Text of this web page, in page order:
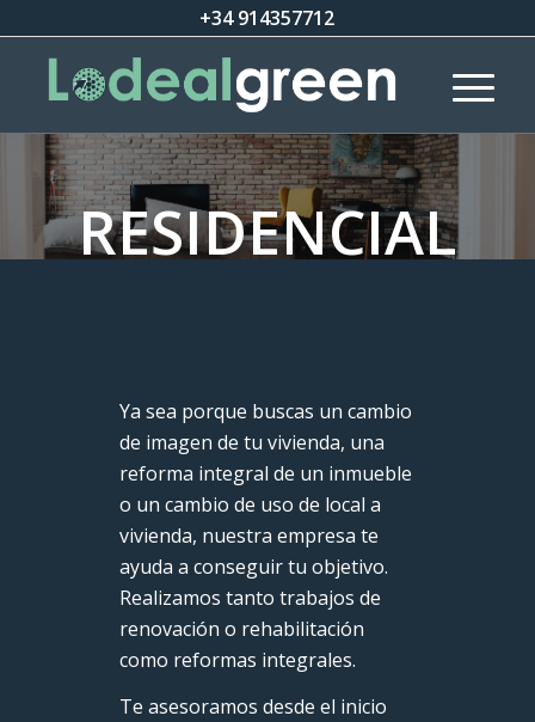
+34 914357712
RESIDENCIAL
Ya sea porque buscas un cambio
de imagen de tu vivienda, una
reforma integral de un inmueble
o un cambio de uso de local a
vivienda, nuestra empresa te
ayuda a conseguir tu objetivo.
Realizamos tanto trabajos de
renovación o rehabilitación
como reformas integrales.
Te asesoramos desde el inicio